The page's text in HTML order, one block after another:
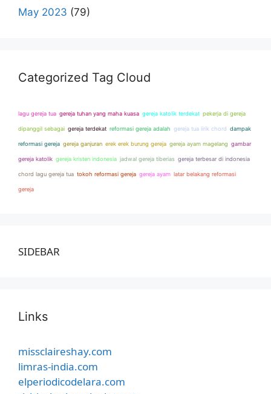
May 2023 (79)
Categorized Tag Cloud
lagu gereja tua gereja tuhan yang maha kuasa gereja katolik terdekat pekerja di gereja
dipanggil sebagai gereja terdekat reformasi gereja adalah gereja tua lirik chord dampak
reformasi gereja gereja ganjuran erek erek burung gereja gereja ayam magelang gambar
gereja katolik gereja kristen indonesia jadwal gereja tiberias gereja terbesar di indonesia
chord lagu gereja tua tokoh reformasi gereja gereja ayam latar belakang reformasi
gereja
SIDEBAR
Links
missclaireshay.com
limras-india.com
elperiodicodelara.com